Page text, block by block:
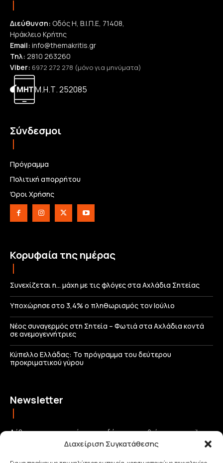
Διαχείριση Συγκατάθεσης
Διεύθυνση: Οδός Η, Β.Ι.Π.Ε, 71408,
Ηράκλειο Κρήτης
Email: info@themakritis.gr
Τηλ: 2810 263260
Viber: 6972 272 278 (μόνο για μηνύματα)
Μ.Η.Τ. 252085
Σύνδεσμοι
Πρόγραμμα
Πολιτική απορρήτου
Όροι Χρήσης
Κορυφαία της ημέρας
Συνεχίζεται η… μάχη με τις φλόγες στα Αχλάδια Σητείας
Υποχώρησε στο 3,4% ο πληθωρισμός τον Ιούλιο
Νέος συναγερμός στη Σητεία – Φωτιά στα Αχλάδια κοντά
σε ανεμογεννήτριες
Κύπελλο Ελλάδας: Το πρόγραμμα του δεύτερου
προκριματικού γύρου
Newsletter
Λάβετε τις σημαντικότερες ειδήσεις απευθείας στο email σας
και μείνετε πάντα συνδεδεμένοι με την Κρήτη!